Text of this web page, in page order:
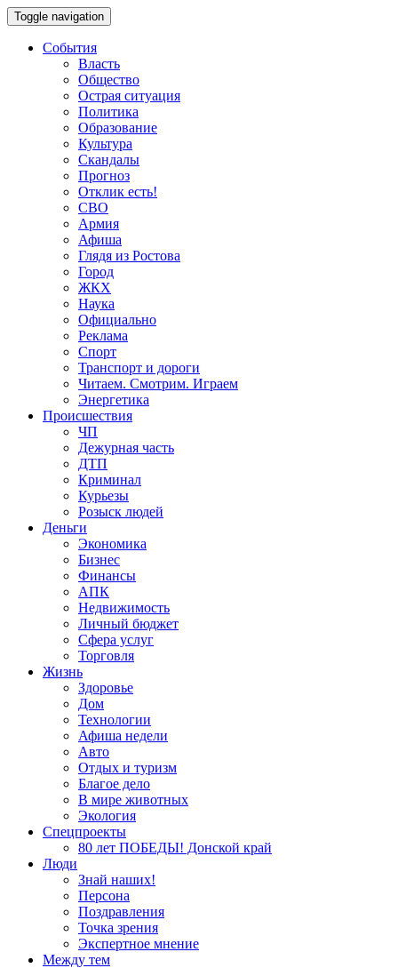
Toggle navigation
События
Власть
Общество
Острая ситуация
Политика
Образование
Культура
Скандалы
Прогноз
Отклик есть!
СВО
Армия
Афиша
Глядя из Ростова
Город
ЖКХ
Наука
Официально
Реклама
Спорт
Транспорт и дороги
Читаем. Смотрим. Играем
Энергетика
Происшествия
ЧП
Дежурная часть
ДТП
Криминал
Курьезы
Розыск людей
Деньги
Экономика
Бизнес
Финансы
АПК
Недвижимость
Личный бюджет
Сфера услуг
Торговля
Жизнь
Здоровье
Дом
Технологии
Афиша недели
Авто
Отдых и туризм
Благое дело
В мире животных
Экология
Спецпроекты
80 лет ПОБЕДЫ! Донской край
Люди
Знай наших!
Персона
Поздравления
Точка зрения
Экспертное мнение
Между тем